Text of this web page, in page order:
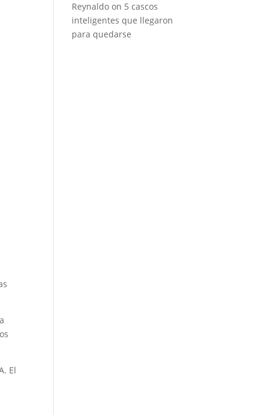
El
Reynaldo on 5 cascos
inteligentes que llegaron
para quedarse